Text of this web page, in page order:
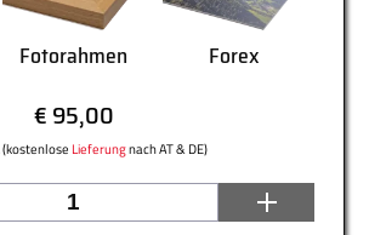
Fotorahmen Forex
€ 95,00
Lieferungnach AT & DE)